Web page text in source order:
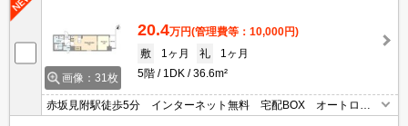
画像：31枚
20.4万円(管理費等：10,000円)
敷
1ヶ月 礼
1ヶ月
5階
1DK 36.6m²
赤坂見附駅徒歩5分 インターネット無料 宅配BOX オートロッ
ク モニター付インターホン 洗浄便座